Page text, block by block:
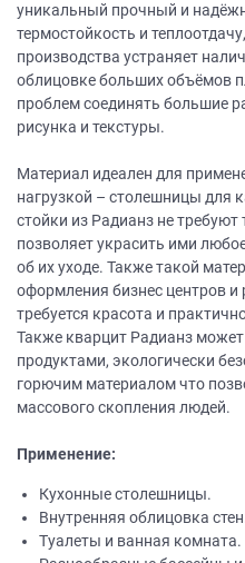
уникальный прочный и
термостойкость и
производства устраняет
облицовке больших объёмов
проблем соединять большие
рисунка и текстуры.
Материал идеален для
нагрузкой – столешницы для
стойки из Радианз не требуют
позволяет украсить ими
об их уходе. Также такой
оформления бизнес центров и
требуется красота и
Также кварцит Радианз
продуктами, экологически
горючим материалом что
массового скопления людей.
Применение:
Кухонные столешницы.
Внутренняя облицовка
Туалеты и ванная комната.